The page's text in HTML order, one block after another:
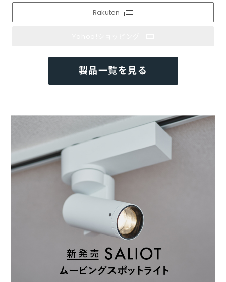
Rakuten
製品一覧を見る